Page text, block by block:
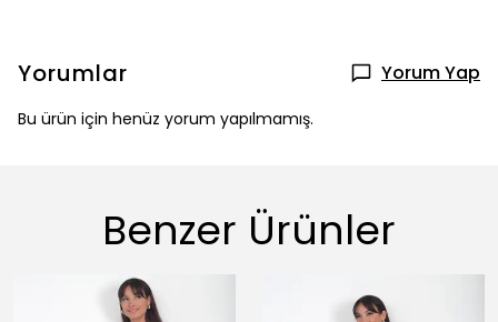
Yorumlar Yorum Yap
Bu ürün için henüz yorum yapılmamış.
Benzer Ürünler